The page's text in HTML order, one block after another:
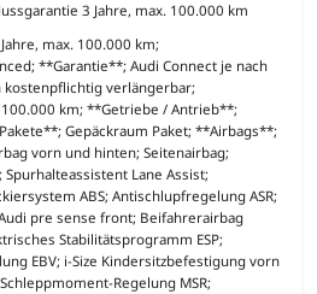
3 Jahre, max. 100.000 km
max. 100.000 km;
**Garantie**; Audi Connect je nach
kostenpflichtig verlängerbar;
100.000 km; **Getriebe / Antrieb**;
Gepäckraum Paket; **Airbags**;
vorn und hinten; Seitenairbag;
Lane Assist;
ABS; Antischlupfregelung ASR;
pre sense front; Beifahrerairbag
Stabilitätsprogramm ESP;
EBV; i-Size Kindersitzbefestigung vorn
Regelung MSR;